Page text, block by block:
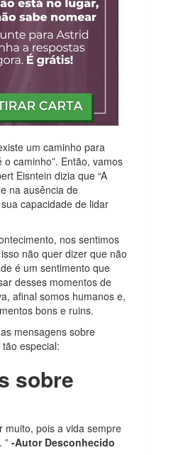
um caminho para
caminho”. Então, vamos
Eisntein dizia que “A
na ausência de
capacidade de lidar
nos sentimos
não quer dizer que não
é um sentimento que
desses momentos de
afinal somos humanos e,
bons e ruins.
mensagens sobre
especial:
sobre
muito, pois a vida sempre
”-Autor Desconhecido